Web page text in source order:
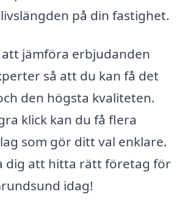
på din fastighet.
jämföra erbjudanden
så att du kan få det
den högsta kvaliteten.
klick kan du få flera
som gör ditt val enklare.
dig att hitta rätt företag för
idag!